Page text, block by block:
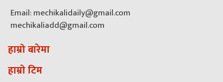
Email: mechikalidaily@gmail.com
mechikaliadd@gmail.com
हाम्रो बारेमा
हाम्रो टिम